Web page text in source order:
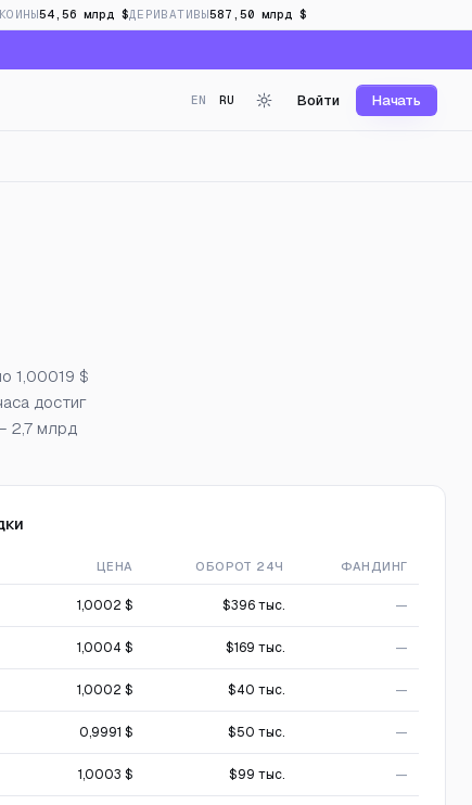
54,56 млрд $ДЕРИВАТИВЫ587,50 млрд $
EN RU Войти Начать
в реальном времени
1,00019 $
достиг
2,7 млрд
ЦЕНА ОБОРОТ 24Ч ФАНДИНГ
1,0002 $ $396 тыс. —
1,0004 $ $169 тыс. —
1,0002 $ $40 тыс. —
0,9991 $ $50 тыс. —
1,0003 $ $99 тыс. —